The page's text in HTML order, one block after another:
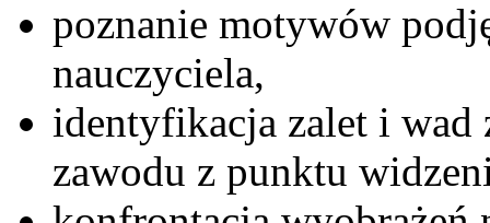
poznanie motywów
nauczyciela,
identyfikacja zalet i
zawodu z punktu